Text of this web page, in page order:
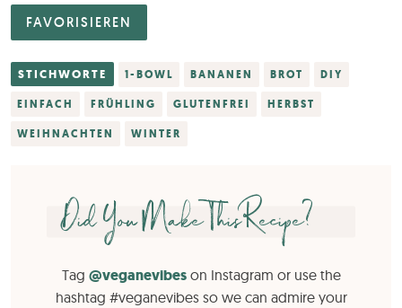
FAVORISIEREN
STICHWORTE 1-BOWL BANANEN BROT DIY
EINFACH FRÜHLING GLUTENFREI HERBST
WEIHNACHTEN WINTER
Did You Make This Recipe?
Tag @veganevibeson Instagram or use the
hashtag #veganevibes so we can admire your